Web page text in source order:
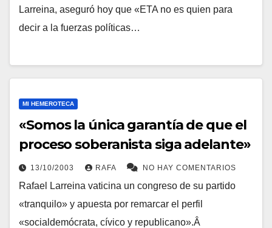
Larreina, aseguró hoy que «ETA no es quien para
decir a la fuerzas polí­ticas…
MI HEMEROTECA
«Somos la única garantí­a de que el
proceso soberanista siga adelante»
13/10/2003 RAFA NO HAY COMENTARIOS
Rafael Larreina vaticina un congreso de su partido
«tranquilo» y apuesta por remarcar el perfil
«socialdemócrata, cí­vico y republicano».Â